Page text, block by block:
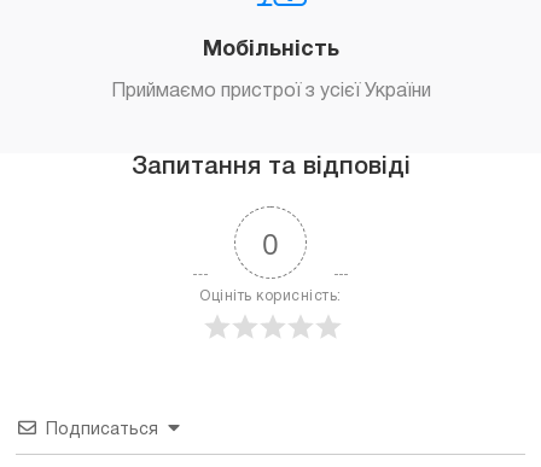
Мобільність
Приймаємо пристрої з усієї України
Запитання та відповіді
0
Оцініть корисність:
Подписаться